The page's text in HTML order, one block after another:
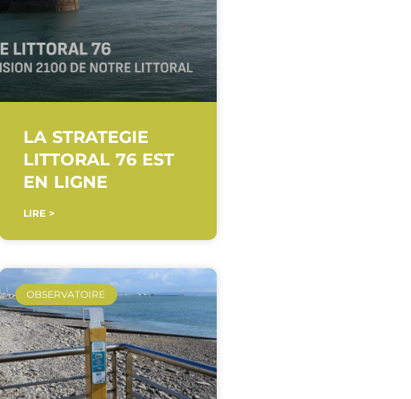
LA STRATEGIE
LITTORAL 76 EST
EN LIGNE
LIRE >
OBSERVATOIRE